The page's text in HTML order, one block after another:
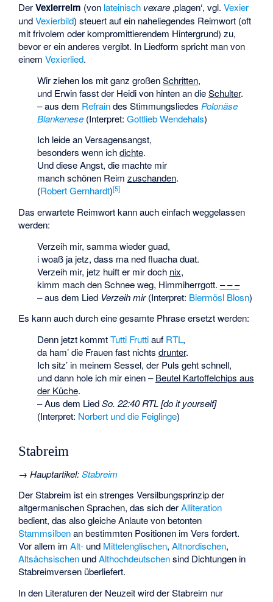
DerVexierreim (von lateinisch vexare ‚plagen‘, vgl.Vexier
undVexierbild) steuert auf ein naheliegendes Reimwort (oft
mit frivolem oder kompromittierendem Hintergrund) zu,
bevor er ein anderes vergibt. In Liedform spricht man von
einemVexierlied.
Wir ziehen los mit ganz großenSchritten,
und Erwin fasst der Heidi von hinten an dieSchulter.
– aus dem Refraindes Stimmungsliedes Polonäse
Blankenese(Interpret: Gottlieb Wendehals)
Ich leide an Versagensangst,
besonders wenn ichdichte.
Und diese Angst, die machte mir
manch schönen Reim zuschanden.
(Robert Gernhardt)[5]
Das erwartete Reimwort kann auch einfach weggelassen
werden:
Verzeih mir, samma wieder guad,
i woaß ja jetz, dass ma ned fluacha duat.
Verzeih mir, jetz huift er mir doch nix,
kimm mach den Schnee weg, Himmiherrgott. – – –
– aus dem Lied Verzeih mir(Interpret: Biermösl Blosn)
Es kann auch durch eine gesamte Phrase ersetzt werden:
Denn jetzt kommtTutti Fruttiauf RTL,
da ham’ die Frauen fast nichts drunter.
Ich sitz’ in meinem Sessel, der Puls geht schnell,
und dann hole ich mir einen –Beutel Kartoffelchips aus
der Küche.
– Aus dem LiedSo. 22:40 RTL [do it yourself]
(Interpret: Norbert und die Feiglinge)
Stabreim
→Hauptartikel:Stabreim
Der Stabreim ist ein strenges Versilbungsprinzip der
altgermanischen Sprachen, das sich derAlliteration
bedient, das also gleiche Anlaute von betonten
Stammsilbenan bestimmten Positionen im Vers fordert.
Vor allem imAlt- und Mittelenglischen,Altnordischen,
Altsächsischen undAlthochdeutschensind Dichtungen in
Stabreimversen überliefert.
In den Literaturen der Neuzeit wird der Stabreim nur